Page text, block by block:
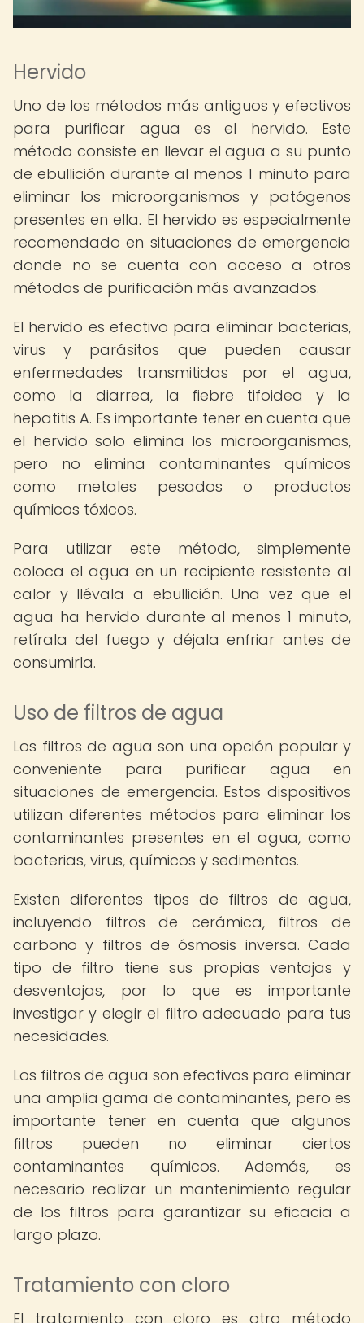
Hervido
Uno de los métodos más antiguos y efectivos
para purificar agua es el hervido. Este
método consiste en llevar el agua a su punto
de ebullición durante al menos 1 minuto para
eliminar los microorganismos y patógenos
presentes en ella. El hervido es especialmente
recomendado en situaciones de emergencia
donde no se cuenta con acceso a otros
métodos de purificación más avanzados.
El hervido es efectivo para eliminar bacterias,
virus y parásitos que pueden causar
enfermedades transmitidas por el agua,
como la diarrea, la fiebre tifoidea y la
hepatitis A. Es importante tener en cuenta que
el hervido solo elimina los microorganismos,
pero no elimina contaminantes químicos
como metales pesados o productos
químicos tóxicos.
Para utilizar este método, simplemente
coloca el agua en un recipiente resistente al
calor y llévala a ebullición. Una vez que el
agua ha hervido durante al menos 1 minuto,
retírala del fuego y déjala enfriar antes de
consumirla.
Uso de filtros de agua
Los filtros de agua son una opción popular y
conveniente para purificar agua en
situaciones de emergencia. Estos dispositivos
utilizan diferentes métodos para eliminar los
contaminantes presentes en el agua, como
bacterias, virus, químicos y sedimentos.
Existen diferentes tipos de filtros de agua,
incluyendo filtros de cerámica, filtros de
carbono y filtros de ósmosis inversa. Cada
tipo de filtro tiene sus propias ventajas y
desventajas, por lo que es importante
investigar y elegir el filtro adecuado para tus
necesidades.
Los filtros de agua son efectivos para eliminar
una amplia gama de contaminantes, pero es
importante tener en cuenta que algunos
filtros pueden no eliminar ciertos
contaminantes químicos. Además, es
necesario realizar un mantenimiento regular
de los filtros para garantizar su eficacia a
largo plazo.
Tratamiento con cloro
El tratamiento con cloro es otro método